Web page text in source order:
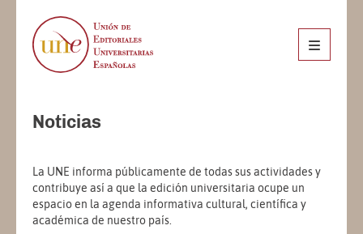
Noticias
La UNE informa públicamente de todas sus actividades y
contribuye así a que la edición universitaria ocupe un
espacio en la agenda informativa cultural, científica y
académica de nuestro país.